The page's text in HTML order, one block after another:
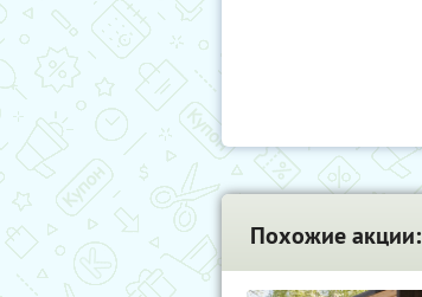
Похожие акции: